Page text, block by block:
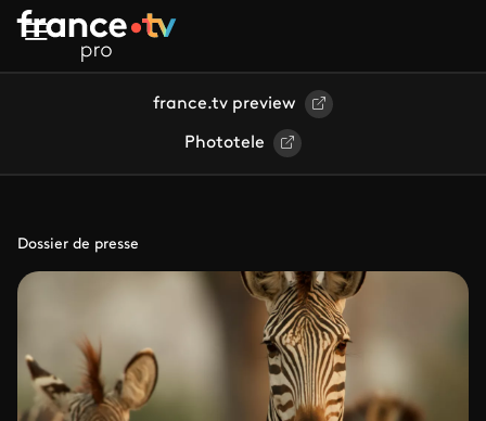
Aller au contenu principal
france.tv preview
Phototele
Dossier de presse